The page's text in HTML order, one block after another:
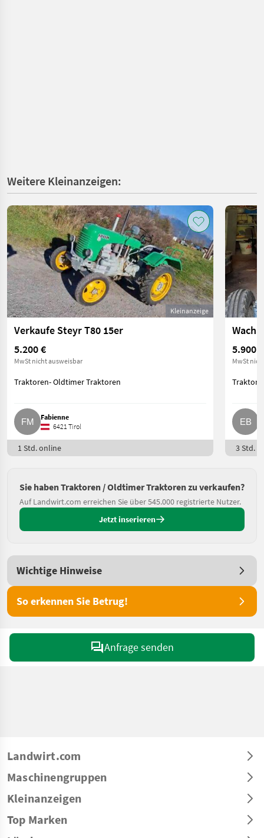
Weitere Kleinanzeigen:
Kleinanzeige
Verkaufe Steyr T80 15er
5.200 €
MwSt nicht ausweisbar
Traktoren- Oldtimer Traktoren
Fabienne
6421 Tirol
1 Std. online
5.900 €
MwSt
3 Std.
Sie haben Traktoren / Oldtimer Traktoren zu verkaufen?
Auf Landwirt.com erreichen Sie über 545.000 registrierte Nutzer.
Jetzt inserieren
Wichtige Hinweise
So erkennen Sie Betrug!
Anfrage senden
Landwirt.com
Maschinengruppen
Kleinanzeigen
Top Marken